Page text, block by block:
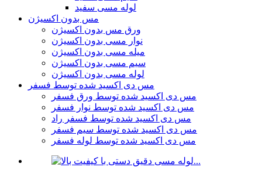
لوله مسی سفید
مس بدون اکسیژن
ورق مس بدون اکسیژن
نوار مسی بدون اکسیژن
میله مسی بدون اکسیژن
سیم مسی بدون اکسیژن
لوله مسی بدون اکسیژن
مس دی اکسید شده توسط فسفر
مس دی اکسید شده توسط ورق فسفر
مس دی اکسید شده توسط نوار فسفر
مس دی اکسید شده توسط فسفر راد
مس دی اکسید شده توسط سیم فسفر
مس دی اکسید شده توسط لوله فسفر